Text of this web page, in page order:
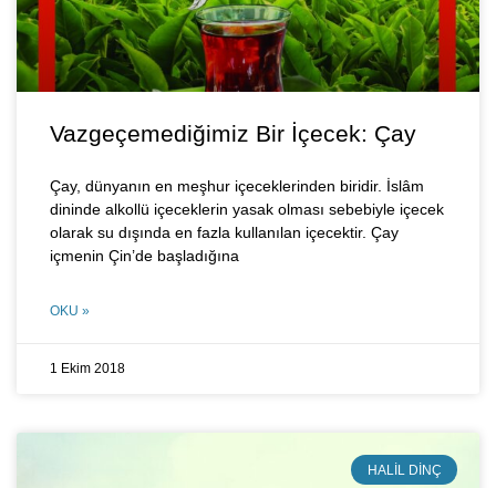
Vazgeçemediğimiz Bir İçecek: Çay
Çay, dünyanın en meşhur içeceklerinden biridir. İslâm
dininde alkollü içeceklerin yasak olması sebebiyle içecek
olarak su dışında en fazla kullanılan içecektir. Çay
içmenin Çin’de başladığına
OKU »
1 Ekim 2018
HALIL DINÇ